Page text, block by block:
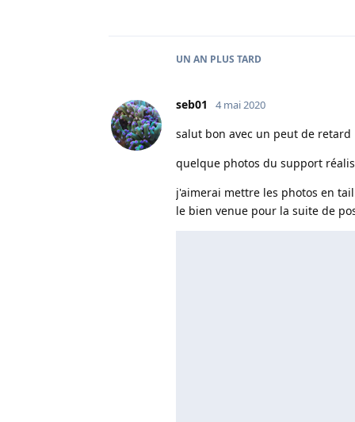
UN AN PLUS TARD
seb01 4 mai 2020
salut bon avec un peut de
quelque photos du support
j'aimerai mettre les photos en
le bien venue pour la suite de